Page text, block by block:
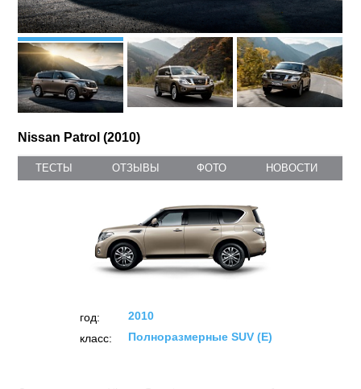
Nissan Patrol (2010)
ТЕСТЫ ОТЗЫВЫ ФОТО НОВОСТИ
год:
2010
класс:
Полноразмерные SUV (E)